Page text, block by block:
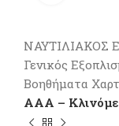
ΝΑΥΤΙΛΙΑΚΟΣ
Γενικός
Βοηθήματα
AAA –